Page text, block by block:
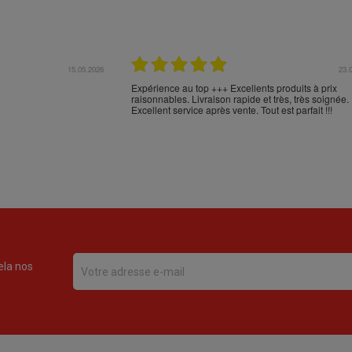
17.04.2026
Espagne et n'en
Comme d'habitude, excellent emballage, mais
aberrant de NOVA POST (versus FEDEX): Cabos de
Palos - Alicante - Barcelone - Milan - Nice - Monoblet
nos